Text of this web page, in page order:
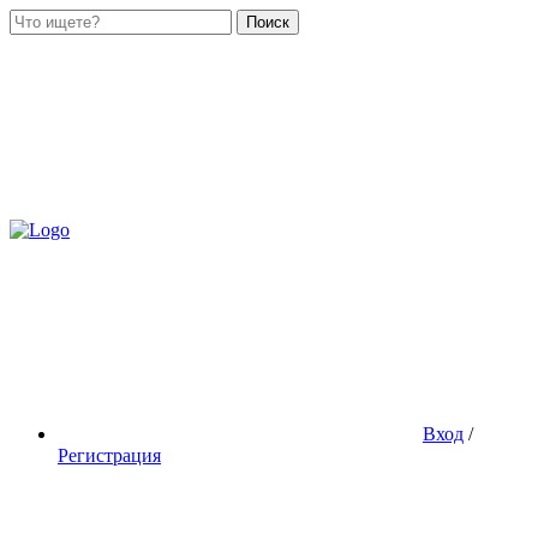
Поиск
Вход /
Регистрация